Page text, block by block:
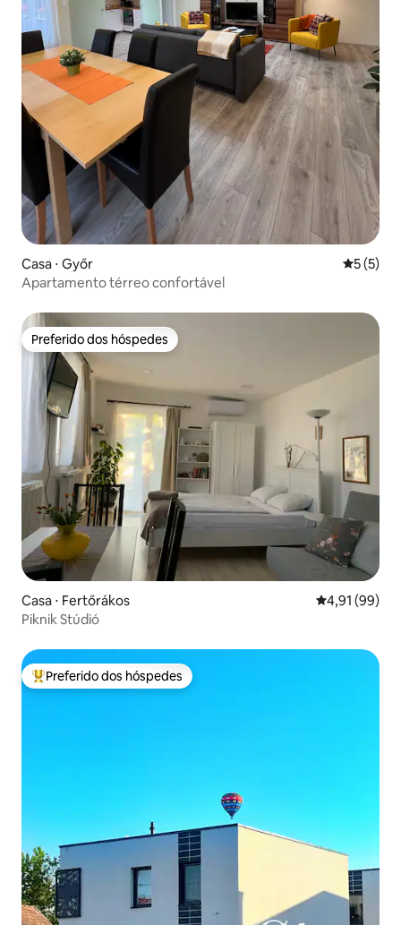
Casa ⋅ Győr 5 de
5 (5)
Apartamento térreo confortável
Preferido dos hóspedes
Preferido dos hóspedes
Casa ⋅ Fertőrákos 4,91 de uma
4,91 (99)
Piknik Stúdió
Entre os melhores preferidos dos hóspedes
Preferido dos hóspedes